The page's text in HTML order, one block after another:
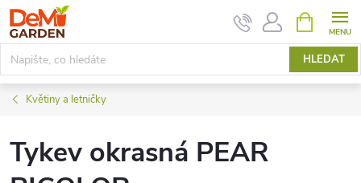
Přejít
na
obsah
HLEDAT
NÁKUPNÍ
KOŠÍK
Květiny a letničky
Tykev okrasná PEAR